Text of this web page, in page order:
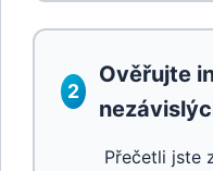
2
Ověřujte
Přečetli jste